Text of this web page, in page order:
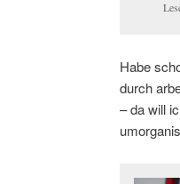
Habe
durch
– da will